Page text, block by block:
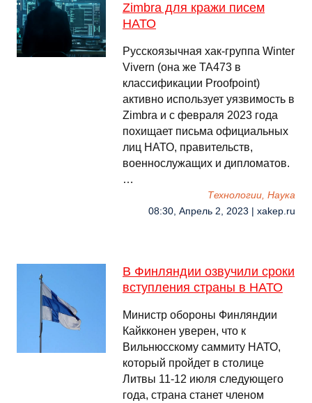
Zimbra для кражи писем
НАТО
Русскоязычная хак-группа Winter
Vivern (она же TA473 в
классификации Proofpoint)
активно использует уязвимость в
Zimbra и с февраля 2023 года
похищает письма официальных
лиц НАТО, правительств,
военнослужащих и дипломатов.
…
Технологии, Наука
08:30, Апрель 2, 2023 | xakep.ru
В Финляндии озвучили сроки
вступления страны в НАТО
Министр обороны Финляндии
Кайкконен уверен, что к
Вильнюсскому саммиту НАТО,
который пройдет в столице
Литвы 11-12 июля следующего
года, страна станет членом